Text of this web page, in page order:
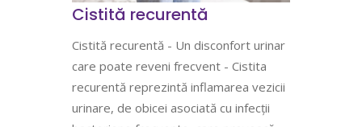
Cistită recurentă
Cistită recurentă - Un disconfort urinar
care poate reveni frecvent - Cistita
recurentă reprezintă inflamarea vezicii
urinare, de obicei asociată cu infecții